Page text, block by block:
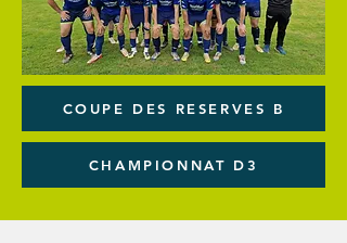
COUPE DES RESERVES B
CHAMPIONNAT D3